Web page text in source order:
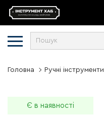
Головна Ручні інструменти
Є в наявності